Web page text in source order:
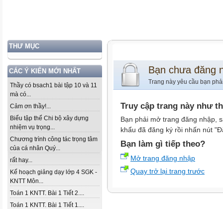
THƯ MỤC
CÁC Ý KIẾN MỚI NHẤT
Thầy có bsach1 bài tập 10 và 11
mà có...
Cảm ơn thầy!...
Biểu tập thể Chi bộ xây dựng
nhiệm vụ trọng...
Chương trình công tác trọng tâm
của cá nhân Quý...
rất hay...
Kế hoạch giảng dạy lớp 4 SGK -
KNTT Môn...
Toán 1 KNTT. Bài 1 Tiết 2....
Toán 1 KNTT. Bài 1 Tiết 1....
Bạn chưa đăng
Trang này yêu cầu bạn
Truy cập trang này như
Bạn phải mở trang đăng nhập,
khẩu đã đăng ký rồi nhấn nút
Bạn làm gì tiếp theo?
Mở trang đăng nhập
Quay trở lại trang trước